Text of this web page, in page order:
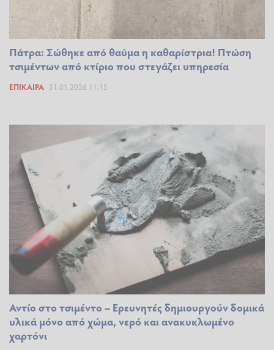
Πάτρα: Σώθηκε από θαύμα η καθαρίστρια! Πτώση
τσιμέντων από κτίριο που στεγάζει υπηρεσία
ΕΠΊΚΑΙΡΑ 31.01.2026 11:15
Αντίο στο τσιμέντο – Ερευνητές δημιουργούν δομικά
υλικά μόνο από χώμα, νερό και ανακυκλωμένο
χαρτόνι